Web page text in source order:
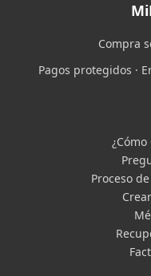
Compra
Pagos protegidos ·
Proceso